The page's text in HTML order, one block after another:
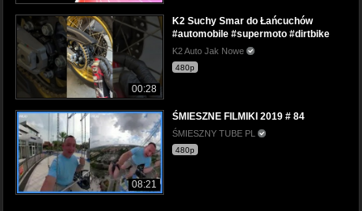
00:28
K2 Suchy Smar do Łańcuchów
#automobile #supermoto #dirtbike
K2 Auto Jak Nowe
480p
08:21
ŚMIESZNE FILMIKI 2019 # 84
ŚMIESZNY TUBE PL
480p